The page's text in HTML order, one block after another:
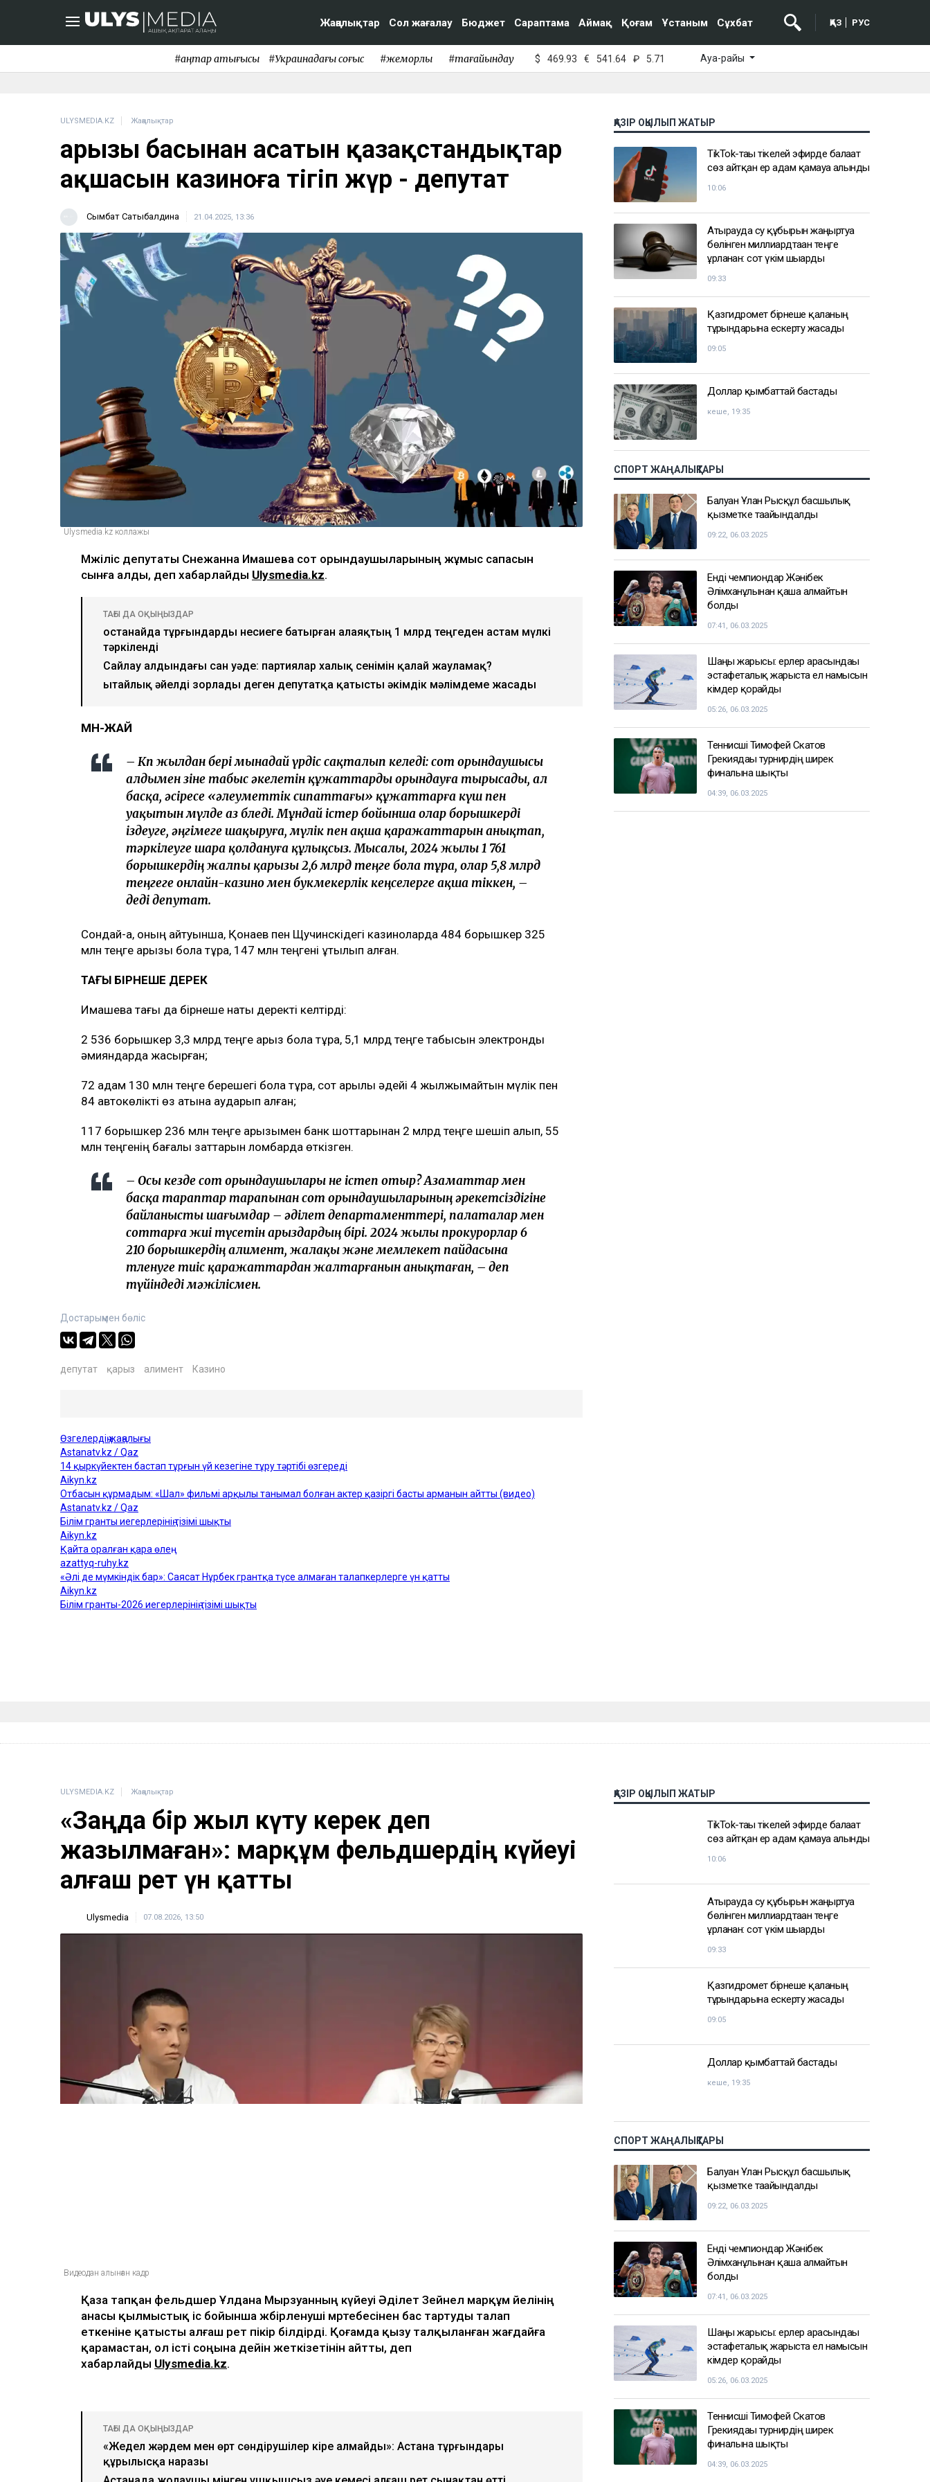
Жаңалықтар Сол жағалау Бюджет Сараптама Аймақ Қоғам Ұстаным Сұхбат ҚАЗ РУС
#қаңтар қақтығысы #Украинадағы соғыс #жемқорлық #тағайындау $ 469.93 € 541.64 ₽ 5.71 Ауа-райы
ULYSMEDIA.KZ Жаңалықтар
Қарызы басынан асатын қазақстандықтар
ақшасын казиноға тігіп жүр - депутат
Сымбат Сатыбалдина 21.04.2025, 13:36
Ulysmedia.kz коллажы
Мәжіліс депутаты Снежанна Имашева сот орындаушыларының жұмыс сапасын
сынға алды, деп хабарлайды Ulysmedia.kz.
ТАҒЫ ДА ОҚЫҢЫЗДАР
Қостанайда тұрғындарды несиеге батырған алаяқтың 1 млрд теңгеден астам мүлкі
тәркіленді
Сайлау алдындағы сан уәде: партиялар халық сенімін қалай жауламақ?
Қытайлық әйелді зорлады деген депутатқа қатысты әкімдік мәлімдеме жасады
МӘН-ЖАЙ
– Көп жылдан бері мынадай үрдіс сақталып келеді: сот орындаушысы
алдымен өзіне табыс әкелетін құжаттарды орындауға тырысады, ал
басқа, әсіресе «әлеуметтік сипаттағы» құжаттарға күш пен
уақытын мүлде аз бөледі. Мұндай істер бойынша олар борышкерді
іздеуге, әңгімеге шақыруға, мүлік пен ақша қаражаттарын анықтап,
тәркілеуге шара қолдануға құлықсыз. Мысалы, 2024 жылы 1 761
борышкердің жалпы қарызы 2,6 млрд теңге бола тұра, олар 5,8 млрд
теңгеге онлайн-казино мен букмекерлік кеңселерге ақша тіккен, –
деді депутат.
Сондай-ақ, оның айтуынша, Қонаев пен Щучинскідегі казиноларда 484 борышкер 325
млн теңге қарызы бола тұра, 147 млн теңгені ұтылып қалған.
ТАҒЫ БІРНЕШЕ ДЕРЕК
Имашева тағы да бірнеше нақты деректі келтірді:
2 536 борышкер 3,3 млрд теңге қарыз бола тұра, 5,1 млрд теңге табысын электронды
әмияндарда жасырған;
72 адам 130 млн теңге берешегі бола тұра, сот арқылы әдейі 4 жылжымайтын мүлік пен
84 автокөлікті өз атына аударып алған;
117 борышкер 236 млн теңге қарызымен банк шоттарынан 2 млрд теңге шешіп алып, 55
млн теңгенің бағалы заттарын ломбардқа өткізген.
– Осы кезде сот орындаушылары не істеп отыр? Азаматтар мен
басқа тараптар тарапынан сот орындаушыларының әрекетсіздігіне
байланысты шағымдар – әділет департаменттері, палаталар мен
соттарға жиі түсетін арыздардың бірі. 2024 жылы прокурорлар 6
210 борышкердің алимент, жалақы және мемлекет пайдасына
төленуге тиіс қаражаттардан жалтарғанын анықтаған, – деп
түйіндеді мәжілісмен.
Достарыңмен бөліс
депутат қарыз алимент Казино
ҚАЗІР ОҚЫЛЫП ЖАТЫР
TikTok-тағы тікелей эфирде балағат
сөз айтқан ер адам қамауға алынды
10:06
Атырауда су құбырын жаңғыртуға
бөлінген миллиардтаған теңге
ұрланған: сот үкім шығарды
09:33
Қазгидромет бірнеше қаланың
тұрғындарына ескерту жасады
09:05
Доллар қымбаттай бастады
кеше, 19:35
СПОРТ ЖАҢАЛЫҚТАРЫ
Балуан Ұлан Рысқұл басшылық
қызметке тағайындалды
09:22, 06.03.2025
Енді чемпиондар Жәнібек
Әлімханұлынан қаша алмайтын
болды
07:41, 06.03.2025
Шаңғы жарысы: ерлер арасындағы
эстафеталық жарыста ел намысын
кімдер қорғайды
05:26, 06.03.2025
Теннисші Тимофей Скатов
Грекиядағы турнирдің ширек
финалына шықты
04:39, 06.03.2025
«Заңда бір жыл күту керек деп
жазылмаған»: марқұм фельдшердің күйеуі
алғаш рет үн қатты
Ulysmedia 07.08.2026, 13:50
Видеодан алынған кадр
Қаза тапқан фельдшер Ұлдана Мырзуанның күйеуі Әділет Зейнел марқұм әйелінің
ҚАЗІР ОҚЫЛЫП ЖАТЫР
TikTok-тағы тікелей эфирде балағат
сөз айтқан ер адам қамауға алынды
Атырауда су құбырын жаңғыртуға
тұрғындарына ескерту жасады
кеше, 19:35
СПОРТ ЖАҢАЛЫҚТАРЫ
Балуан Ұлан Рысқұл басшылық
қызметке тағайындалды
09:22, 06.03.2025
Енді чемпиондар Жәнібек
Әлімханұлынан қаша алмайтын
болды